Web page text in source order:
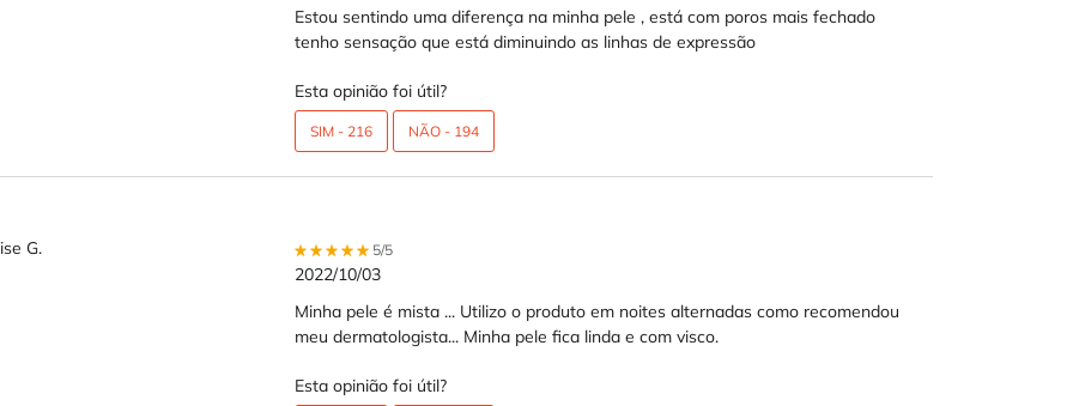
Estou sentindo uma diferença na minha pele , está com poros mais fechado
tenho sensação que está diminuindo as linhas de expressão
Esta opinião foi útil?
SIM - 216 NÃO - 194
G. 5 out of 5 stars.
5/5
2022/10/03
Minha pele é mista ... Utilizo o produto em noites alternadas como recomendou
meu dermatologista... Minha pele fica linda e com visco.
Esta opinião foi útil?